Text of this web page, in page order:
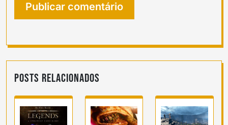
Posts Relacionados